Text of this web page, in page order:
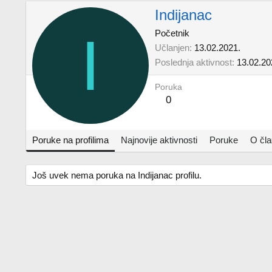
I
Indijanac
Početnik
Učlanjen 13.02.2021.
Poslednja aktivnost
Poruka
0
Poruke na profilima Najnovije aktivnosti Poruke O
Još uvek nema poruka na Indijanac profilu.